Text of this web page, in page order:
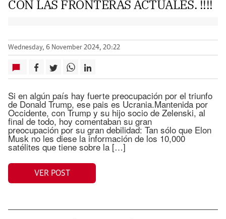
CON LAS FRONTERAS ACTUALES. !!!!
Wednesday, 6 November 2024, 20:22
Si en algún país hay fuerte preocupación por el triunfo
de Donald Trump, ese pais es Ucrania.Mantenida por
Occidente, con Trump y su hijo socio de Zelenski, al
final de todo, hoy comentaban su gran
preocupación por su gran debilidad: Tan sólo que Elon
Musk no les diese la información de los 10,000
satélites que tiene sobre la […]
VER POST